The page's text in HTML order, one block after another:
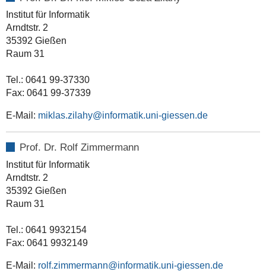
Institut für Informatik
Arndtstr. 2
35392 Gießen
Raum 31
Tel.: 0641 99-37330
Fax: 0641 99-37339
E-Mail: miklas.zilahy@informatik.uni-giessen.de
Prof. Dr. Rolf Zimmermann
Institut für Informatik
Arndtstr. 2
35392 Gießen
Raum 31
Tel.: 0641 9932154
Fax: 0641 9932149
E-Mail: rolf.zimmermann